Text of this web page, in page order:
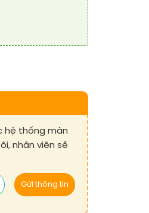
Indoor - chính hãng Qiangli số
hệ thống màn
nhân viên sẽ